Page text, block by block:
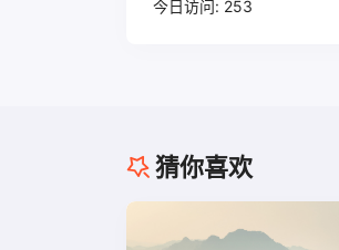
今日访问: 253
猜你喜欢